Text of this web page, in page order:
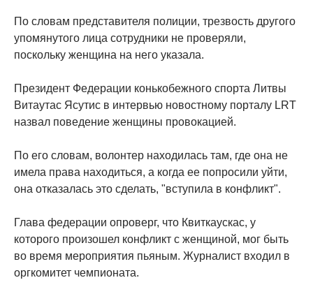
По словам представителя полиции, трезвость другого
упомянутого лица сотрудники не проверяли,
поскольку женщина на него указала.
Президент Федерации конькобежного спорта Литвы
Витаутас Ясутис в интервью новостному порталу LRT
назвал поведение женщины провокацией.
По его словам, волонтер находилась там, где она не
имела права находиться, а когда ее попросили уйти,
она отказалась это сделать, "вступила в конфликт".
Глава федерации опроверг, что Квиткаускас, у
которого произошел конфликт с женщиной, мог быть
во время мероприятия пьяным. Журналист входил в
оргкомитет чемпионата.